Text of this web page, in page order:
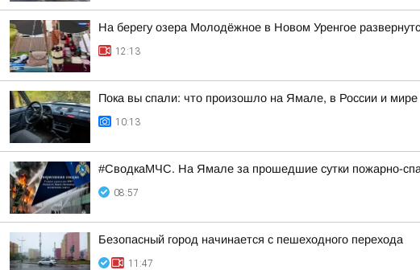
На берегу озера Молодёжное в Новом Уренгое
12:13
Пока вы спали: что произошло на Ямале, в России и мире
10:13
#СводкаМЧС. На Ямале за прошедшие сутки пожарно-
08:57
Безопасный город начинается с пешеходного перехода
11:47